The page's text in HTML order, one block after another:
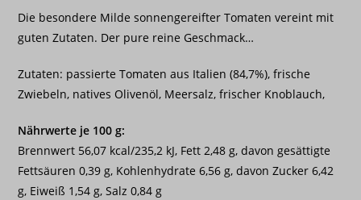
Die besondere Milde sonnengereifter Tomaten vereint mit
guten Zutaten. Der pure reine Geschmack…
Zutaten: passierte Tomaten aus Italien (84,7%), frische
Zwiebeln, natives Olivenöl, Meersalz, frischer Knoblauch,
Nährwerte je 100 g:
Brennwert 56,07 kcal/235,2 kJ, Fett 2,48 g, davon gesättigte
Fettsäuren 0,39 g, Kohlenhydrate 6,56 g, davon Zucker 6,42
g, Eiweiß 1,54 g, Salz 0,84 g